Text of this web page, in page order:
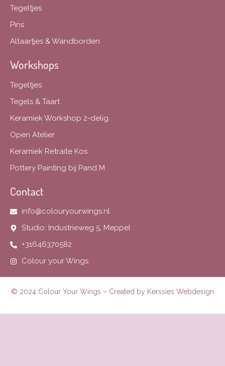
Tegeltjes
Pins
Altaartjes & Wandborden
Workshops
Tegeltjes
Tegels & Taart
Keramiek Workshop 2-delig
Open Atelier
Keramiek Retraite Kos
Pottery Painting bij Pand M
Contact
info@colouryourwings.nl
Studio: Industrieweg 5, Meppel
+31646370582
Colour your Wings
© 2024 Colour Your Wings – Created by Kerssies Webdesign